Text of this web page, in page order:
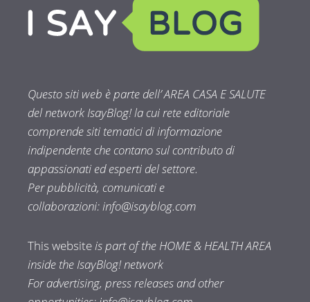
Questo siti web è parte dell’ AREA CASA E SALUTE
del network IsayBlog! la cui rete editoriale
comprende siti tematici di informazione
indipendente che contano sul contributo di
appassionati ed esperti del settore.
Per pubblicità, comunicati e
collaborazioni:info@isayblog.com
This websiteis part of the HOME & HEALTH AREA
inside the IsayBlog! network
For advertising, press releases and other